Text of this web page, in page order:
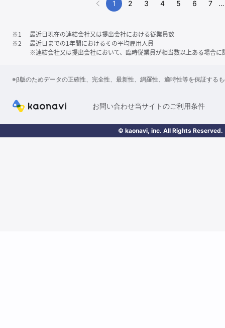
1 2 3 4 5 6 7 …
※1
最近日現在の連結会社又は提出会社における従業員数
※2
最近日までの1年間におけるその平均雇用人員
※連結会社又は提出会社において、臨時従業員が相当数以上ある場合に
※β版のためデータの正確性、完全性、最新性、網羅性、適時性等を保証する
お問い合わせ当サイトのご利用条件
© kaonavi, inc. All Rights Reserved.